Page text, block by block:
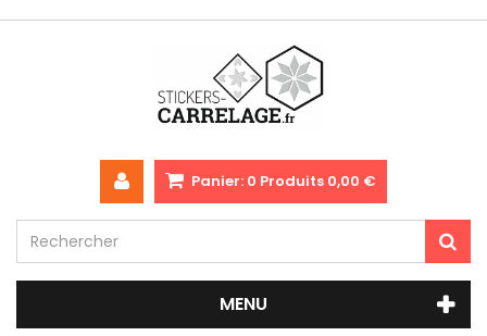
Panier: 0 Produits 0,00 €
MENU